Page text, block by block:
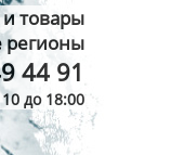
товары
регионы
44 91
до 18:00